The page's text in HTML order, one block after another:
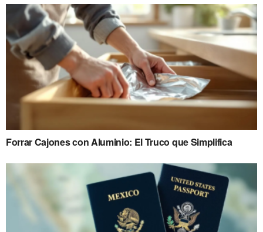
Forrar Cajones con Aluminio: El Truco que Simplifica